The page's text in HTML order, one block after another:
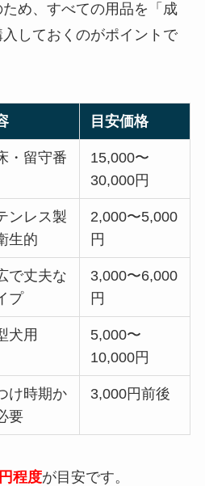
め、すべての用品を「成
しておくのがポイントで
目安価格
・留守番
15,000〜
30,000円
ンレス製
生的
2,000〜5,000
円
で丈夫な
プ
3,000〜6,000
円
犬用
5,000〜
10,000円
け時期か
要
3,000円前後
程度が目安です。